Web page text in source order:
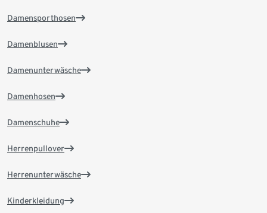
Damensporthosen
Damenblusen
Damenunterwäsche
Damenhosen
Damenschuhe
Herrenpullover
Herrenunterwäsche
Kinderkleidung